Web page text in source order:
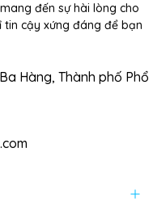
đến sự hài lòng cho
tin cậy xứng đáng để bạn
Hàng, Thành phố Phổ